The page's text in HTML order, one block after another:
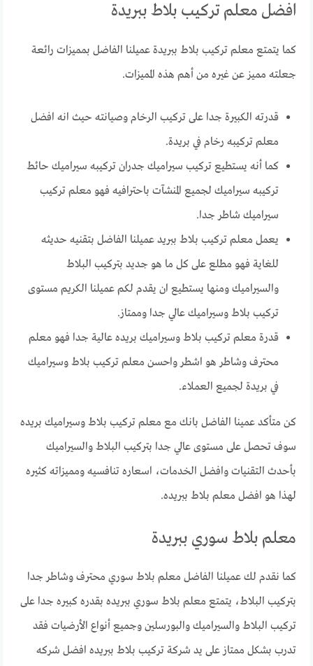
افضل معلم تركيب بلاط ببريدة
كما يتمتع معلم تركيب بلاط ببريدة عميلنا الفاضل بمميزات رائعة
جعلته مميز عن غيره من أهم هذه المميزات.
قدرته الكبيرة جدا على تركيب الرخام وصيانته حيث انه افضل
معلم تركيبه رخام في بريدة.
كما أنه يستطيع تركيب سيراميك جدران تركيبه سيراميك حائط
تركيبه سيراميك لجميع المنشآت باحترافيه فهو معلم تركيب
سيراميك شاطر جدا.
يعمل معلم تركيب بلاط ببريد عميلنا الفاضل بتقنيه حديثه
للغاية فهو مطلع على كل ما هو جديد بتركيب البلاط
والسيراميك ومنها يستطيع ان يقدم لكم عميلنا الكريم مستوى
تركيب بلاط وسيراميك عالي جدا وممتاز.
قدرة معلم تركيب بلاط وسيراميك بريده عالية جدا فهو معلم
محترف وشاطر هو اشطر واحسن معلم تركيب بلاط وسيراميك
في بريدة لجميع العملاء.
كن متأكد عمينا الفاضل بانك مع معلم تركيب بلاط وسيراميك بريده
سوف تحصل على مستوى عالي جدا بتركيب البلاط والسيراميك
بأحدث التقنيات وافضل الخدمات، اسعاره تنافسيه ومميزاته كثيره
لهذا هو افضل معلم بلاط ببريده.
معلم بلاط سوري ببريدة
كما نقدم لك عميلنا الفاضل معلم بلاط سوري محترف وشاطر جدا
بتركيب البلاط، يتمتع معلم بلاط سوري ببريده بقدره كبيره جدا على
تركيب البلاط والسيراميك والبورسلين وجميع أنواع الأرضيات فقد
تدرب بشكل ممتاز على يد شركة تركيب بلاط ببريده افضل شركه